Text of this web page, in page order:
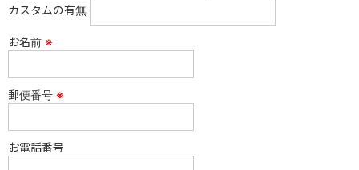
カスタムの有無
お名前 ※
郵便番号 ※
お電話番号